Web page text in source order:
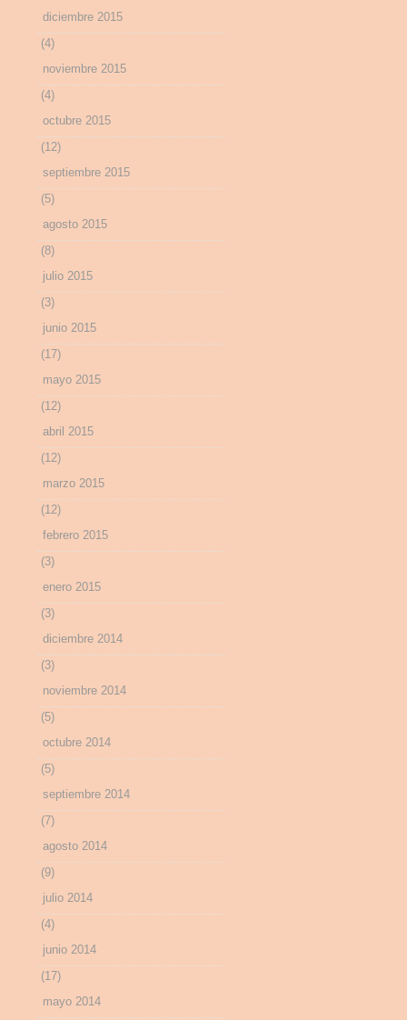
diciembre 2015
(4)
noviembre 2015
(4)
octubre 2015
(12)
septiembre 2015
(5)
agosto 2015
(8)
julio 2015
(3)
junio 2015
(17)
mayo 2015
(12)
abril 2015
(12)
marzo 2015
(12)
febrero 2015
(3)
enero 2015
(3)
diciembre 2014
(3)
noviembre 2014
(5)
octubre 2014
(5)
septiembre 2014
(7)
agosto 2014
(9)
julio 2014
(4)
junio 2014
(17)
mayo 2014